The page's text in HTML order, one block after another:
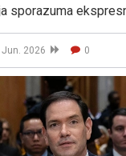
sporazuma
Jun. 2026 0